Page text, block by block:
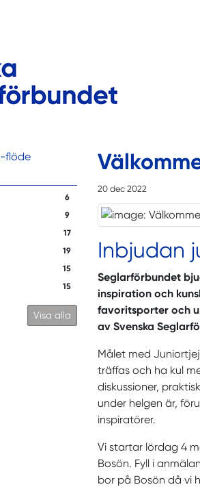
flöde
6
9
17
19
15
15
Visa alla
20 dec 2022
Inbjudan
Seglarförbundet
inspiration och
favoritsporter och
av Svenska
Målet med
träffas och ha kul
diskussioner,
under helgen är,
inspiratörer.
Vi startar lördag 4
Bosön. Fyll i
bor på Bosön då vi